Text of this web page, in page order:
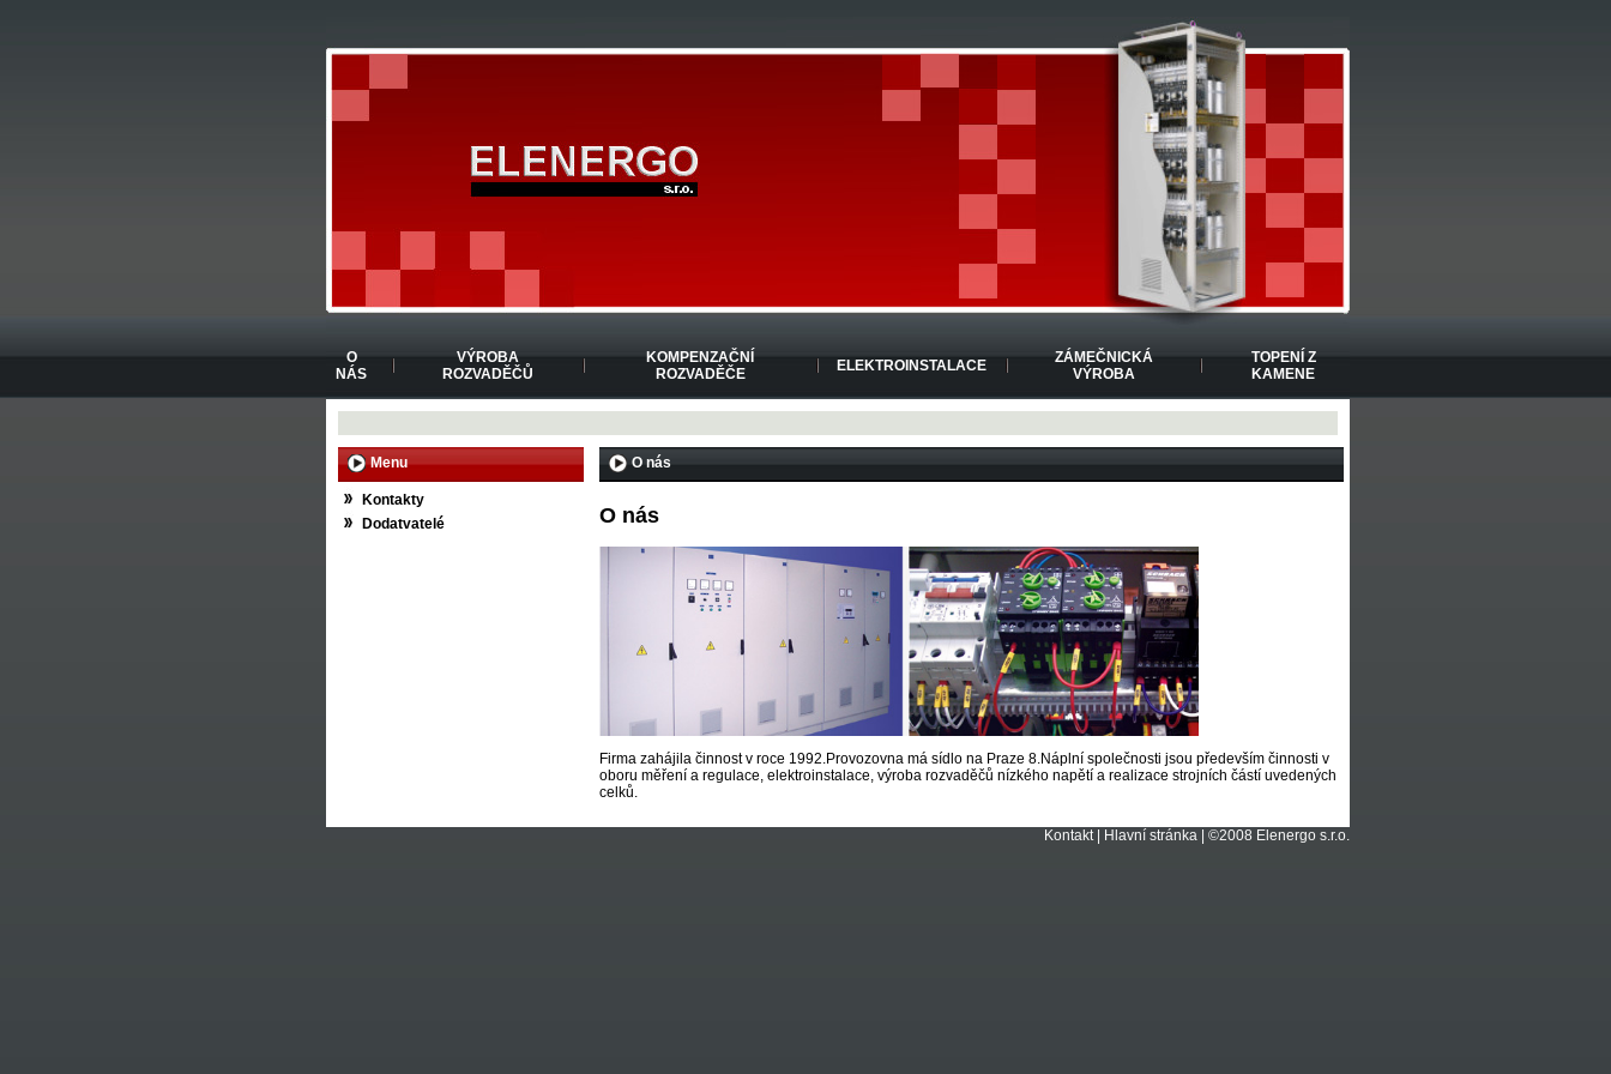
O
NÁS
VÝROBA
ROZVADĚČŮ
KOMPENZAČNÍ
ROZVADĚČE
ELEKTROINSTALACE
ZÁMEČNICKÁ
VÝROBA
TOPENÍ Z
KAMENE
Menu
Kontakty
Dodatvatelé
O nás
O nás
Firma zahájila činnost v roce 1992.Provozovna má sídlo na Praze 8.Náplní společnosti jsou především činnosti v
oboru měření a regulace, elektroinstalace, výroba rozvaděčů nízkého napětí a realizace strojních částí uvedených
celků.
Kontakt| Hlavní stránka | ©2008 Elenergo s.r.o.